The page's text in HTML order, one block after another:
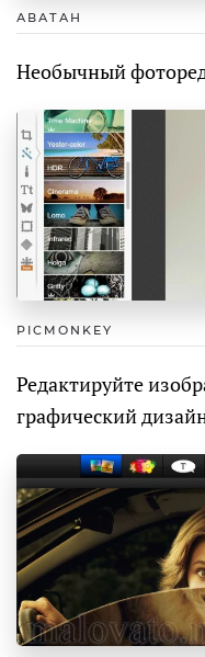
АВАТАН
Необычный
PICMONKEY
Редактируйте
графический